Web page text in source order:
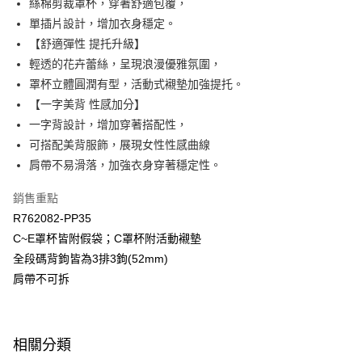
匯豐（台灣）商業銀行
聯邦商業銀行
元大商業銀行
玉山商業銀行
星展（台灣）商業銀行
台新國際商業銀行
中國信託商業銀行
台灣樂天信用卡公司
悠遊付
AFTEE先享後付
相關說明
【關於「AFTEE先享後付」】
AFTEE先享後付是「在收到商品之後才付款」的支付方式。 讓您購物簡單
便利好安心！
１．簡單：不需註冊會員、不需綁卡、不需儲值。
３．安心：先確認商品／服務後，再付款。
【「AFTEE先享後付」結帳流程】
１．於結帳方式選擇「AFTEE先享後付」後，將跳轉至「AFTEE先享後付」
結帳頁面，進行簡訊認證並確認金額後，即可完成結帳。
２．訂單成立數日內，您將收到繳費通知簡訊。
３．收到繳費通知簡訊後14天內，點擊此簡訊中的連結，可透過四大超商／
後付繳納相關費用。
運送方式
全家取貨付款$888免運-以PackAge+配客嘉循環箱包裝寄出
每筆NT$90，滿NT$888(含以上)免運費
付款後全家取貨$888免運-以PackAge+配客嘉循環箱包裝寄出
每筆NT$90，滿NT$888(含以上)免運費
絲棉剪裁罩杯，穿著舒適包覆，
單插片設計，增加衣身穩定。
【舒適彈性 提托升級】
輕透的花卉蕾絲，呈現浪漫優雅氛圍，
罩杯立體圓潤有型，活動式襯墊加強提托。
【一字美背 性感加分】
一字背設計，增加穿著搭配性，
可搭配美背服飾，展現女性性感曲線
肩帶不易滑落，加強衣身穿著穩定性。
銷售重點
R762082-PP35
C~E罩杯皆附假袋；C罩杯附活動襯墊
全段碼背鉤皆為3排3鉤(52mm)
肩帶不可拆
相關分類